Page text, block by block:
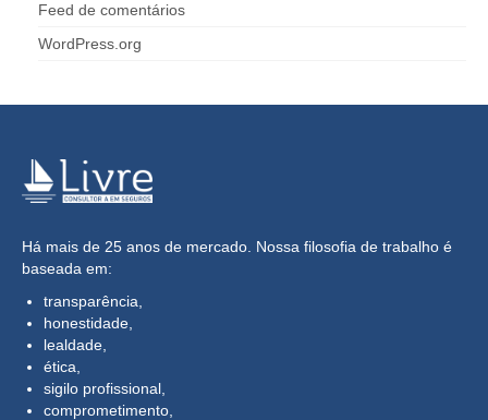
Feed de comentários
WordPress.org
Há mais de 25 anos de mercado. Nossa filosofia de trabalho é
baseada em:
transparência,
honestidade,
lealdade,
ética,
sigilo profissional,
comprometimento,